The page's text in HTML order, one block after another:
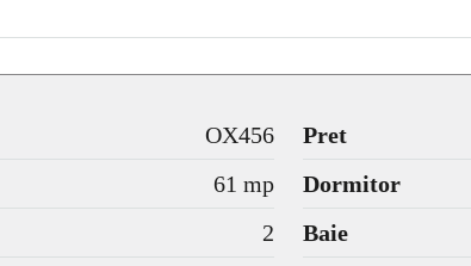
OX456 Pret
61 mp Dormitor
2 Baie